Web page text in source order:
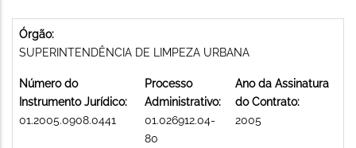
Órgão:
SUPERINTENDÊNCIA DE LIMPEZA URBANA
Número do
Instrumento Jurídico:
01.2005.0908.0441
Processo
Administrativo:
01.026912.04-
80
Ano da Assinatura
do Contrato:
2005